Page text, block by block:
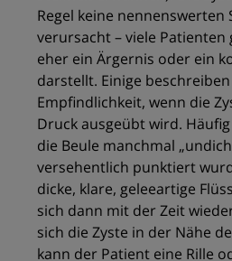
Regel keine nennenswerten
verursacht – viele Patienten
eher ein Ärgernis oder ein
darstellt. Einige
Empfindlichkeit, wenn die
Druck ausgeübt wird.
die Beule manchmal
versehentlich punktiert
dicke, klare, geleeartige
sich dann mit der Zeit
sich die Zyste in der Nähe
kann der Patient eine Rille